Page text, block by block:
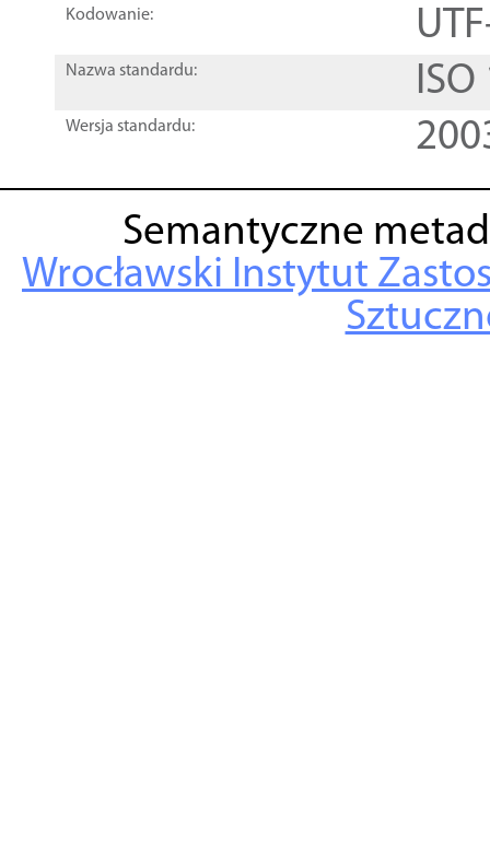
Kodowanie:
Nazwa standardu:
Wersja standardu:
Semantyczne
Wrocławski Instytut